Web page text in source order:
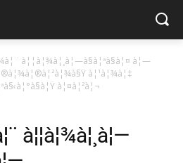
à¦¦à¦¾à¦¸à¦—à§à¦ªà§à¦¤ à¦—
à¦¹à¦¾à¦‡
à¦¤à¦²à¦¬
à¦¦à¦¾à¦¸à¦—